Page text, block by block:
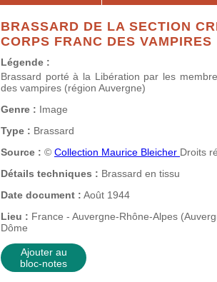
BRASSARD DE LA SECTION
CORPS FRANC DES VAMPIRES
Légende :
Brassard porté à la Libération par les
des vampires (région Auvergne)
Genre : Image
Type : Brassard
Source : © Collection Maurice Bleicher Droits
Détails techniques : Brassard en tissu
Date document : Août 1944
Lieu : France - Auvergne-Rhône-Alpes
Dôme
Ajouter au
bloc-notes